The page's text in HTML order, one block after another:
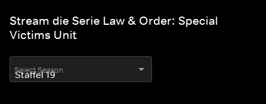
Stream die Serie Law & Order: Special
Victims Unit
Select Season